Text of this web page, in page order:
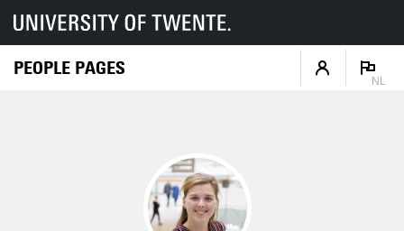
PEOPLE PAGES
NL